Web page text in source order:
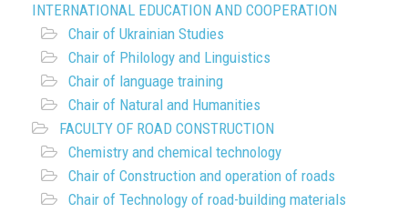
INTERNATIONAL EDUCATION AND COOPERATION
Chair of Ukrainian Studies
Chair of Philology and Linguistics
Chair of language training
Chair of Natural and Humanities
FACULTY OF ROAD CONSTRUCTION
Chemistry and chemical technology
Chair of Construction and operation of roads
Chair of Technology of road-building materials